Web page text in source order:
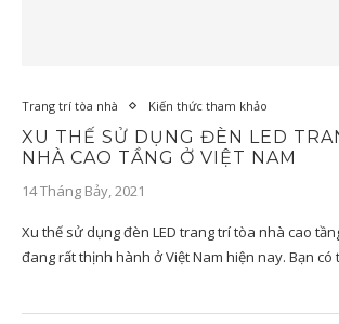
Trang trí tòa nhà Kiến thức tham khảo
XU THẾ SỬ DỤNG ĐÈN LED
NHÀ CAO TẦNG Ở VIỆT NAM
14 Tháng Bảy, 2021
Xu thế sử dụng đèn LED trang trí tòa nhà cao
đang rất thịnh hành ở Việt Nam hiện nay. Bạn